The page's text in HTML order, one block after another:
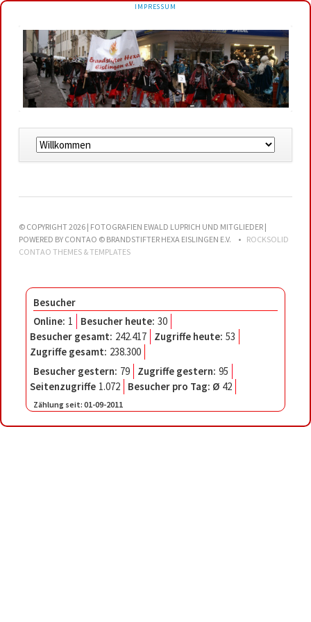
NAVIGATION
IMPRESSUM
Navigation
überspringen
© COPYRIGHT 2026 | FOTOGRAFIEN EWALD LUPRICH UND MITGLIEDER |
POWERED BY CONTAO © BRANDSTIFTER HEXA EISLINGEN E.V.
ROCKSOLID
CONTAO THEMES & TEMPLATES
Besucher
Online: 1 Besucher heute: 30
Besucher gesamt: 242.417 Zugriffe heute: 53
Zugriffe gesamt: 238.300
Besucher gestern: 79 Zugriffe gestern: 95
Seitenzugriffe 1.072 Besucher pro Tag: Ø 42
Zählung seit: 01-09-2011